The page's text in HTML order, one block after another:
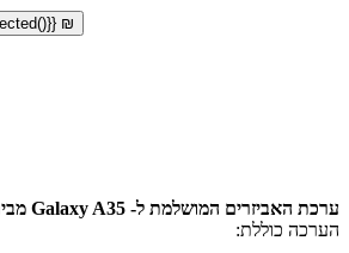
₪
ערכת האביזרים המושלמת ל- Galaxy A35 מבית PureGear.
הערכה כוללת: